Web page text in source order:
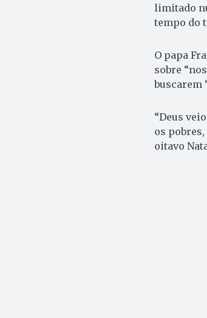
limitado
tempo do
O papa
sobre
buscarem
“Deus
os
oitavo